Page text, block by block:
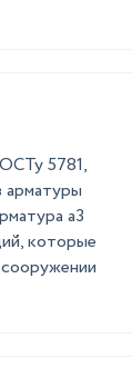
5781,
арматуры
а3
которые